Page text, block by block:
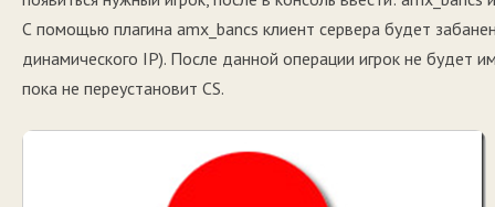
С помощью плагина amx_bancs клиент сервера будет
динамического IP). После данной операции игрок не будет
пока не переустановит CS.